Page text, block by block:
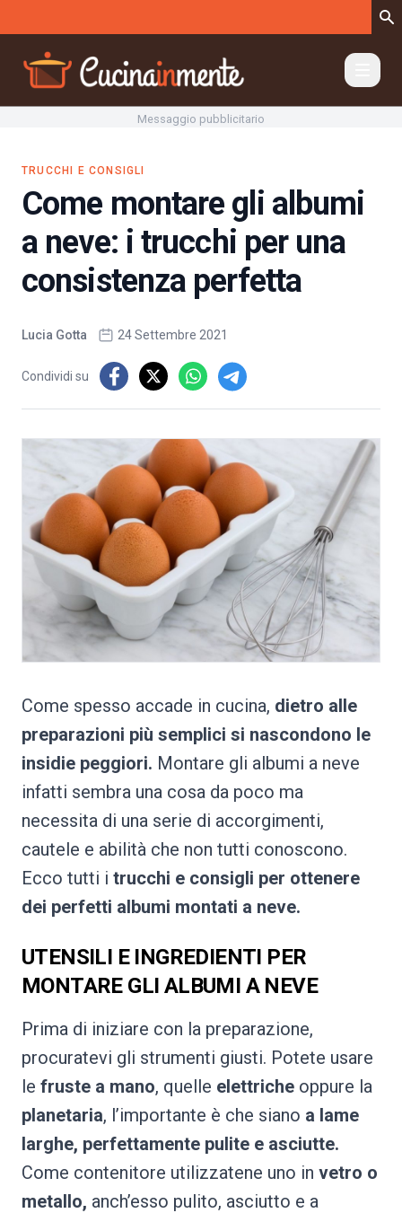
Messaggio pubblicitario
TRUCCHI E CONSIGLI
Come montare gli albumi
a neve: i trucchi per una
consistenza perfetta
Lucia Gotta 24 Settembre 2021
Condividi su
Come spesso accade in cucina, dietro alle
preparazioni più semplici si nascondono le
insidie peggiori. Montare gli albumi a neve
infatti sembra una cosa da poco ma
necessita di una serie di accorgimenti,
cautele e abilità che non tutti conoscono.
Ecco tutti i trucchi e consigli per ottenere
dei perfetti albumi montati a neve.
UTENSILI E INGREDIENTI PER
MONTARE GLI ALBUMI A NEVE
Prima di iniziare con la preparazione,
procuratevi gli strumenti giusti. Potete usare
le fruste a mano, quelle elettriche oppure la
planetaria, l’importante è che siano a lame
larghe, perfettamente pulite e asciutte.
Come contenitore utilizzatene uno in vetro o
metallo, anch’esso pulito, asciutto e a